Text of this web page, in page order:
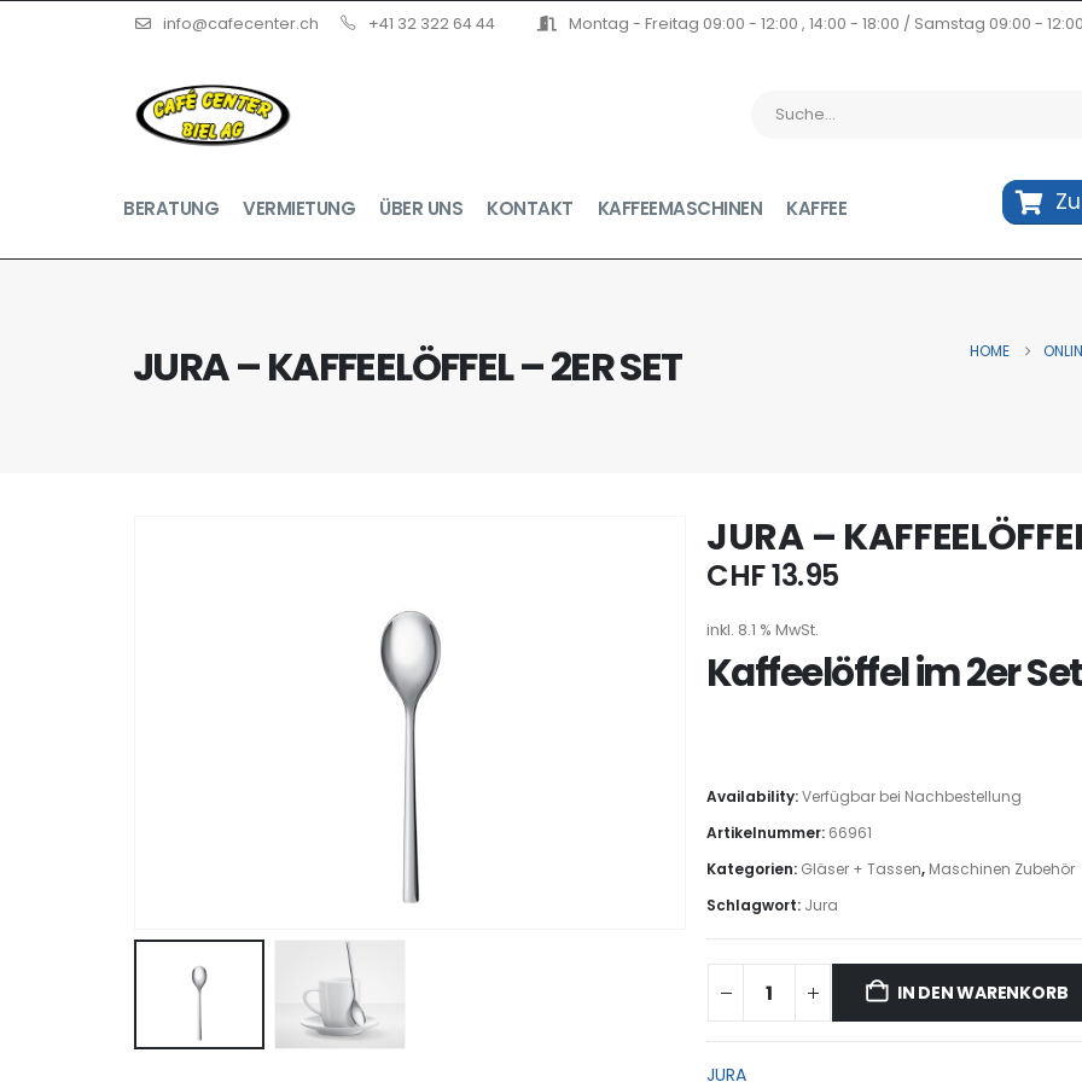
info@cafecenter.ch +41 32 322 64 44 Montag - Freitag 09:00 - 12:00 , 14:00 - 18:00 / Samstag 09:00 -
BERATUNG VERMIETUNG ÜBER UNS KONTAKT KAFFEEMASCHINEN KAFFEE
JURA – KAFFEELÖFFEL – 2ER SET HOME
JURA –
CHF13.95
inkl. 8.1 % MwSt.
Kaffeelöffel im 2er Set
Availability:Verfügbar bei Nachbestellung
Artikelnummer: 66961
Kategorien: Gläser + Tassen, Maschinen Zubehör
Schlagwort: Jura
IN DEN WARENKORB
JURA